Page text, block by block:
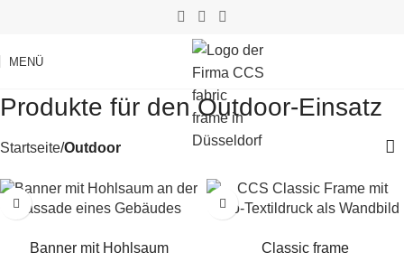
MENÜ
Produkte für den Outdoor-Einsatz
Startseite Outdoor
Banner mit Hohlsaum
Classic frame